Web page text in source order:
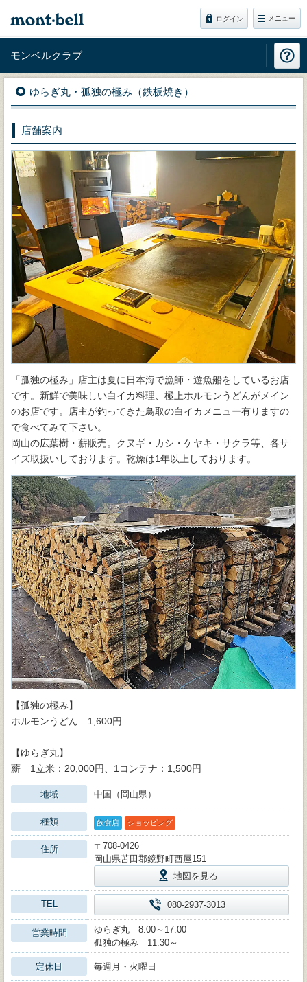
ログイン メニュー
モンベルクラブ
ゆらぎ丸・孤独の極み（鉄板焼き）
店舗案内
「孤独の極み」店主は夏に日本海で漁師・遊魚船をしているお店
です。新鮮で美味しい白イカ料理、極上ホルモンうどんがメイン
のお店です。店主が釣ってきた鳥取の白イカメニュー有りますの
で食べてみて下さい。
岡山の広葉樹・薪販売。クヌギ・カシ・ケヤキ・サクラ等、各サ
イズ取扱いしております。乾燥は1年以上しております。
【孤独の極み】
ホルモンうどん 1,600円
【ゆらぎ丸】
薪 1立米：20,000円、1コンテナ：1,500円
地域 中国（岡山県）
種類 飲食店 ショッピング
住所
〒708-0426
岡山県苫田郡鏡野町西屋151
地図を見る
TEL 080-2937-3013
営業時間
ゆらぎ丸 8:00～17:00
孤独の極み 11:30～
定休日 毎週月・火曜日